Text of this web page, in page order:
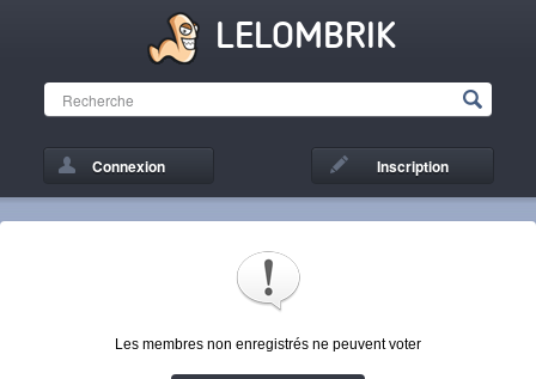
LELOMBRIK
Connexion Inscription
Les membres non enregistrés ne peuvent voter